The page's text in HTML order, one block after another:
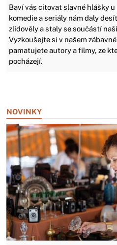
Baví vás citovat slavné hlášky
komedie a seriály nám daly
zlidověly a staly se součástí
Vyzkoušejte si v našem
pamatujete autory a filmy, ze
pocházejí.
NOVINKY